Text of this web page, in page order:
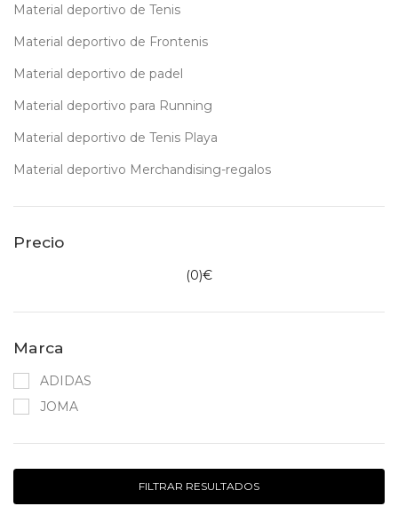
Material deportivo de Tenis
Material deportivo de Frontenis
Material deportivo de padel
Material deportivo para Running
Material deportivo de Tenis Playa
Material deportivo Merchandising-regalos
Precio
(0)€
Marca
ADIDAS
JOMA
FILTRAR RESULTADOS